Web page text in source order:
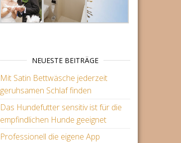
NEUESTE BEITRÄGE
Mit Satin Bettwäsche jederzeit
geruhsamen Schlaf finden
Das Hundefutter sensitiv ist für die
empfindlichen Hunde geeignet
Professionell die eigene App